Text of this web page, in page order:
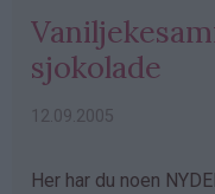
sjokolade
12.09.2005
Her har du noen